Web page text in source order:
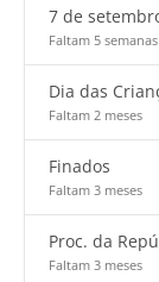
7 de
Faltam 5 semanas
Dia das
Faltam 2 meses
Finados
Faltam 3 meses
Proc. da
Faltam 3 meses